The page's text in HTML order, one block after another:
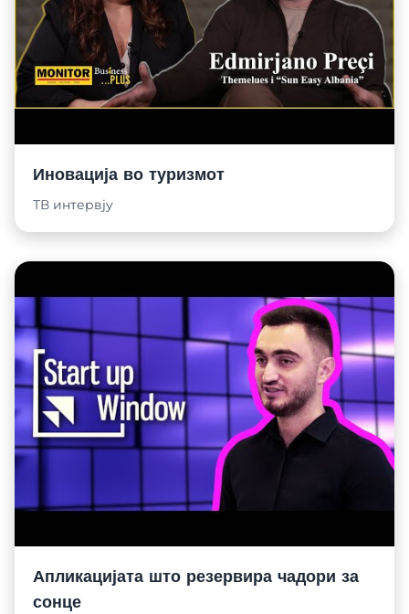
Иновација во туризмот
ТВ интервју
Апликацијата што резервира чадори за
сонце